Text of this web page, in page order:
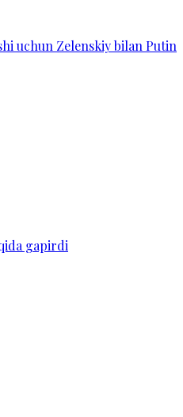
uchun Zelenskiy bilan Putin
gapirdi